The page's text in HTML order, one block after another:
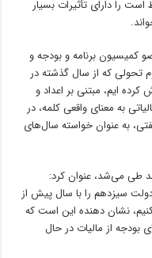
را دارای تأثیرات بسیار
کمیسیون برنامه و بودجه و
تحولی که از سال گذشته در
ایم، مبتنی بر اعداد و
به معنای واقعی کلمه، در
به عنوان خواسته سال‌های
طی می‌شد، عنوان کرد:
سیزدهم را با سال پیش از
نشان دهنده این است که
بودجه از مالیات در حال